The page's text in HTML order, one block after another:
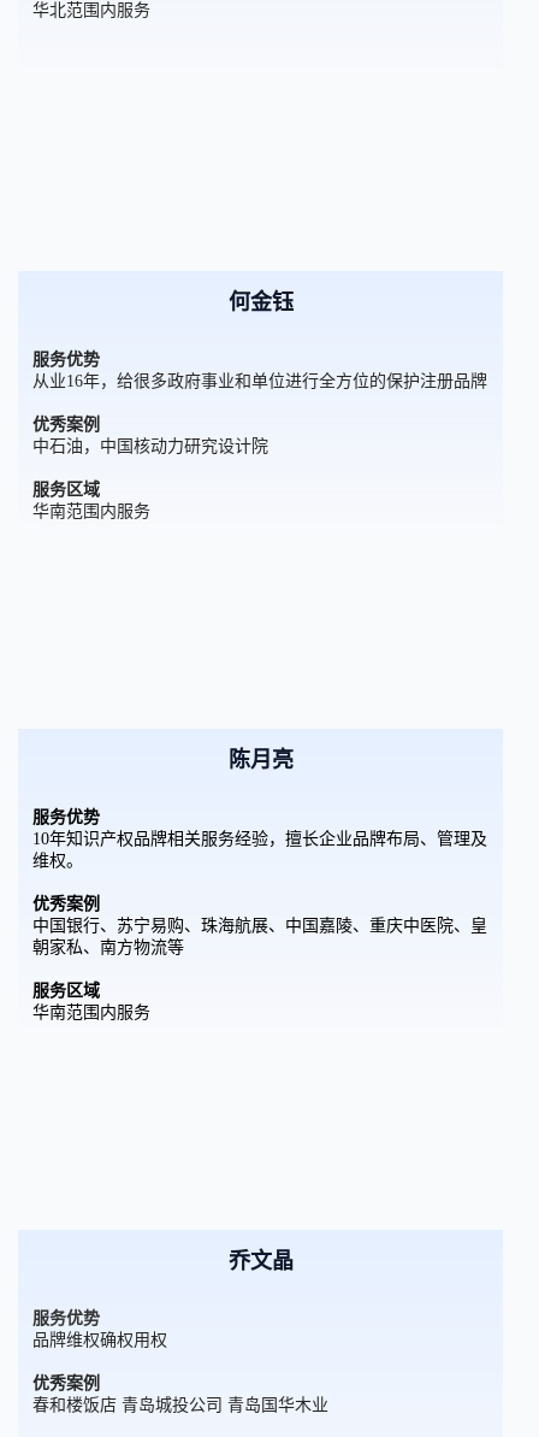
华北范围内服务
何金钰
服务优势
从业16年，给很多政府事业和单位进行全方位的保护注册品牌
优秀案例
中石油，中国核动力研究设计院
服务区域
华南范围内服务
陈月亮
服务优势
10年知识产权品牌相关服务经验，擅长企业品牌布局、管理及
维权。
优秀案例
中国银行、苏宁易购、珠海航展、中国嘉陵、重庆中医院、皇
朝家私、南方物流等
服务区域
华南范围内服务
乔文晶
服务优势
品牌维权确权用权
优秀案例
春和楼饭店 青岛城投公司 青岛国华木业